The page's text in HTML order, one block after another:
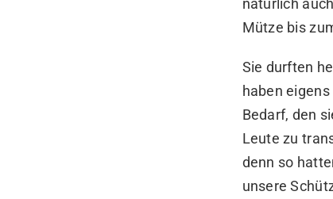
natürlich
Mütze bis
Sie durften
haben
Bedarf, den
Leute zu
denn so
unsere